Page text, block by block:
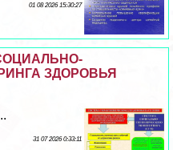
01 08 2026 15:30:27
ЗДОРОВЬЯ
31 07 2026 0:33:11